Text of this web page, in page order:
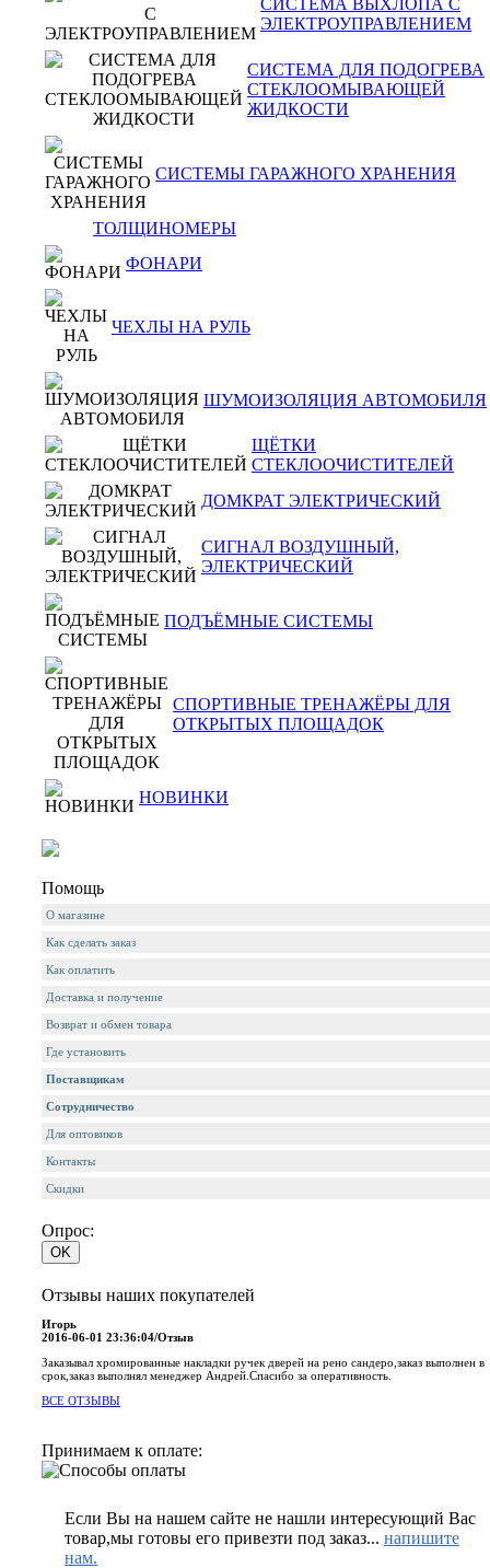
СИСТЕМА ВЫХЛОПА С
ЭЛЕКТРОУПРАВЛЕНИЕМ
СИСТЕМА ДЛЯ ПОДОГРЕВА
СТЕКЛООМЫВАЮЩЕЙ
ЖИДКОСТИ
СИСТЕМЫ ГАРАЖНОГО ХРАНЕНИЯ
ТОЛЩИНОМЕРЫ
ФОНАРИ
ЧЕХЛЫ НА РУЛЬ
ШУМОИЗОЛЯЦИЯ АВТОМОБИЛЯ
ЩЁТКИ
СТЕКЛООЧИСТИТЕЛЕЙ
ДОМКРАТ ЭЛЕКТРИЧЕСКИЙ
СИГНАЛ ВОЗДУШНЫЙ,
ЭЛЕКТРИЧЕСКИЙ
ПОДЪЁМНЫЕ СИСТЕМЫ
СПОРТИВНЫЕ ТРЕНАЖЁРЫ ДЛЯ
ОТКРЫТЫХ ПЛОЩАДОК
НОВИНКИ
Помощь
О магазине
Как сделать заказ
Как оплатить
Доставка и получение
Возврат и обмен товара
Где установить
Поставщикам
Сотрудничество
Для оптовиков
Контакты
Cкидки
Опрос:
Отзывы наших покупателей
Игорь
2016-06-01 23:36:04/Отзыв
Заказывал хромированные накладки ручек дверей на рено сандеро,заказ выполнен в
срок,заказ выполнял менеджер Андрей.Спасибо за оперативность.
ВСЕ ОТЗЫВЫ
Принимаем к оплате:
Если Вы на нашем сайте не нашли интересующий Вас
товар,мы готовы его привезти под заказ... напишите
нам.